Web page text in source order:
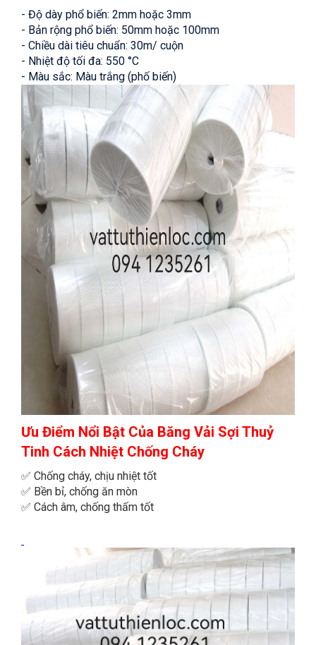
- Độ dày phổ biến: 2mm hoặc 3mm
- Bản rộng phổ biến: 50mm hoặc 100mm
- Chiều dài tiêu chuẩn: 30m/ cuộn
- Nhiệt độ tối đa: 550 °C
- Màu sắc: Màu trắng (phố biến)
Ưu Điểm Nổi Bật Của Băng Vải Sợi Thuỷ
Tinh Cách Nhiệt Chống Cháy
✅ Chống cháy, chịu nhiệt tốt
✅ Bền bỉ, chống ăn mòn
✅ Cách âm, chống thấm tốt